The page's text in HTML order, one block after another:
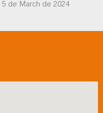
5 de March de 2024